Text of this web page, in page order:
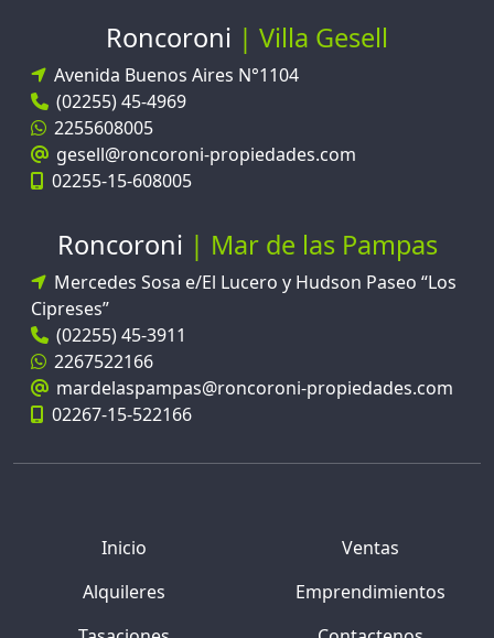
Roncoroni Villa Gesell
Avenida Buenos Aires N°1104
(02255) 45-4969
2255608005
gesell@roncoroni-propiedades.com
02255-15-608005
Roncoroni Mar de las Pampas
Mercedes Sosa e/El Lucero y Hudson Paseo “Los
Cipreses”
(02255) 45-3911
2267522166
mardelaspampas@roncoroni-propiedades.com
02267-15-522166
Inicio
Ventas
Alquileres
Emprendimientos